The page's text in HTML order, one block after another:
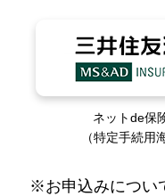
ネットde保
（特定手続用
※お申込みについ